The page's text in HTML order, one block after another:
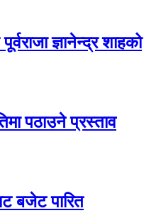
ज्ञानेन्द्र शाहको
पठाउने प्रस्ताव
बजेट पारित